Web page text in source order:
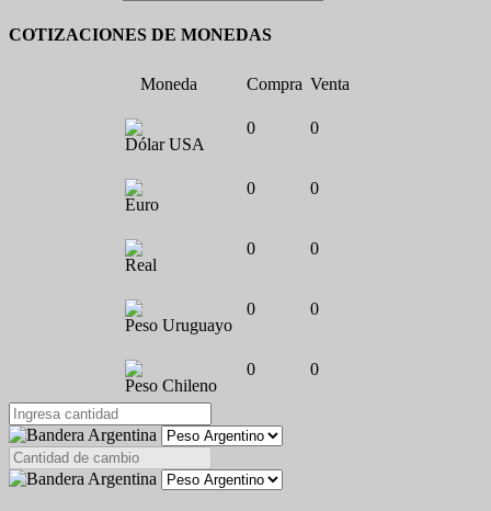
COTIZACIONES DE MONEDAS
Moneda Compra Venta
Dólar USA
0 0
Euro
0 0
Real
0 0
Peso Uruguayo
0 0
Peso Chileno
0 0